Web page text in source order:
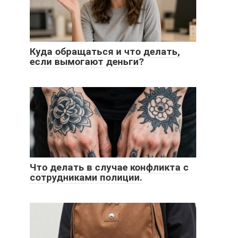
Куда обращаться и что делать,
если вымогают деньги?
Что делать в случае конфликта с
сотрудниками полиции.